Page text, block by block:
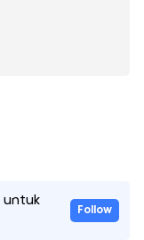
untuk
Follow